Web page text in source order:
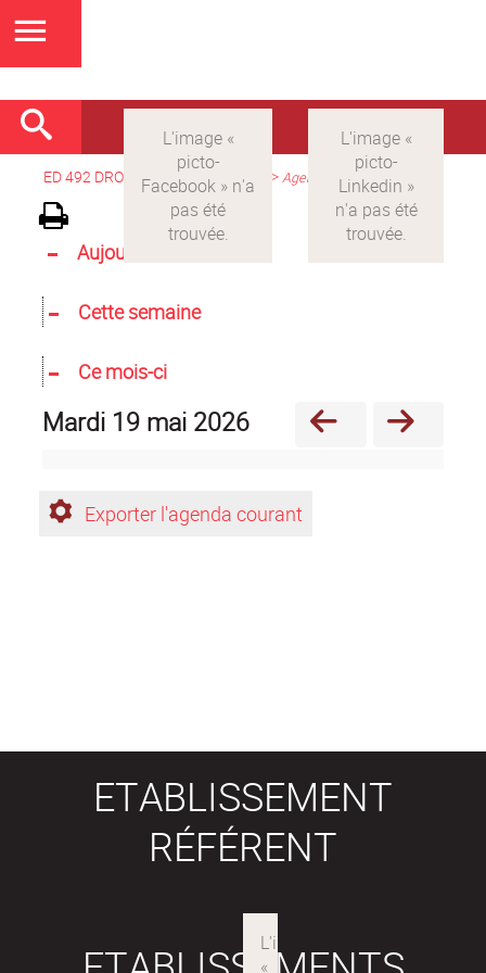
ED 492 DROIT > Version française >Agenda
Aujourd'hui
Cette semaine
Ce mois-ci
mardi 19 mai 2026
Exporter l'agenda courant
ETABLISSEMENT
RÉFÉRENT